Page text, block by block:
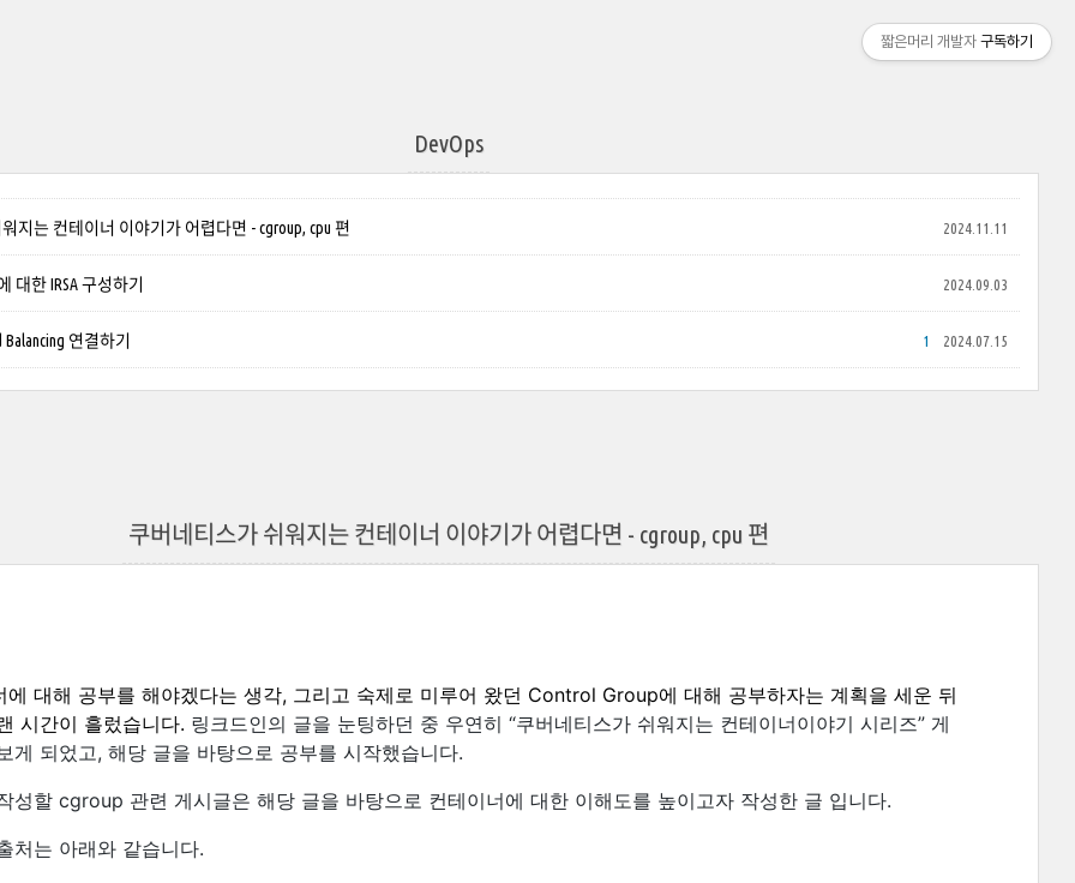
DevOps
지는 컨테이너 이야기가 어렵다면 - cgroup, cpu 편 2024.11.11
대한 IRSA 구성하기 2024.09.03
Balancing 연결하기 2024.07.15
1
쿠버네티스가 쉬워지는 컨테이너 이야기가 어렵다면 - cgroup, cpu 편
에 대해 공부를 해야겠다는 생각, 그리고 숙제로 미루어 왔던 Control Group에 대해 공부하자는 계획을 세운 뒤
시간이 흘렀습니다. 링크드인의 글을 눈팅하던 중 우연히 “쿠버네티스가 쉬워지는 컨테이너이야기 시리즈” 게
게 되었고, 해당 글을 바탕으로 공부를 시작했습니다.
성할 cgroup 관련 게시글은 해당 글을 바탕으로 컨테이너에 대한 이해도를 높이고자 작성한 글 입니다.
처는 아래와 같습니다.
짧은머리 개발자 구독하기